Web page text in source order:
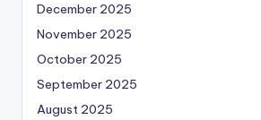
December 2025
November 2025
October 2025
September 2025
August 2025